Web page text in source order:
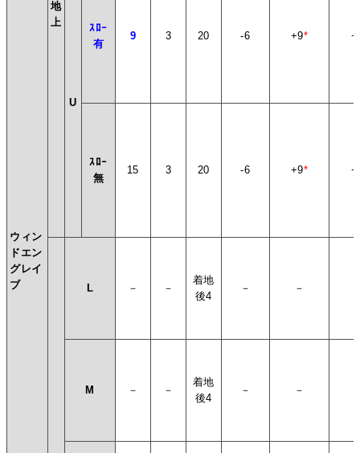
ウィン
ドエン
グレイ
ブ
地
上
U
ｽﾛｰ
有
9 3 20 -6 +9*
ｽﾛｰ
無
15 3 20 -6 +9*
L － －
着地
後4
－ －
M － －
着地
後4
－ －